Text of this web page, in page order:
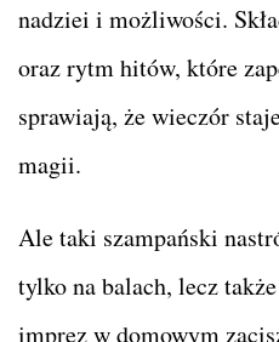
nadziei i możliwości.
oraz rytm hitów, które
sprawiają, że wieczór
magii.
Ale taki szampański
tylko na balach, lecz
imprez w domowym